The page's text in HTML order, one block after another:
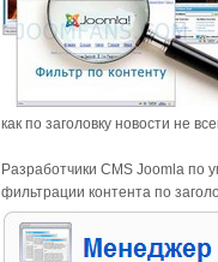
как по заголовку новости не
Разработчики CMS Joomla по
фильтрации контента по